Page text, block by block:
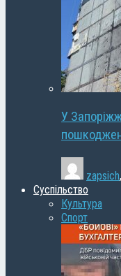
У
zapsich,
Суспільство
Культура
Спорт